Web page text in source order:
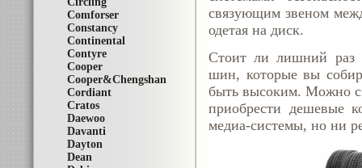
Comforser
Constancy
Continental
Contyre
Cooper
Cooper&Chengshan
Cordiant
Cratos
Daewoo
Davanti
Dayton
Dean
связующим звеном
одетая на диск.
Стоит ли лишний раз
шин, которые вы
быть высоким. Можно
приобрести дешевые
медиа-системы, но ни